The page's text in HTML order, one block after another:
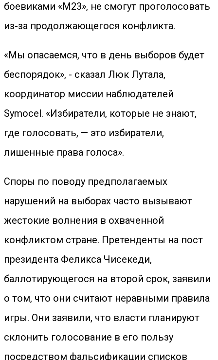
боевиками «М23», не смогут проголосовать
из-за продолжающегося конфликта.
«Мы опасаемся, что в день выборов будет
беспорядок», - сказал Люк Лутала,
координатор миссии наблюдателей
Symocel. «Избиратели, которые не знают,
где голосовать, — это избиратели,
лишенные права голоса».
Споры по поводу предполагаемых
нарушений на выборах часто вызывают
жестокие волнения в охваченной
конфликтом стране. Претенденты на пост
президента Феликса Чисекеди,
баллотирующегося на второй срок, заявили
о том, что они считают неравными правила
игры. Они заявили, что власти планируют
склонить голосование в его пользу
посредством фальсификации списков